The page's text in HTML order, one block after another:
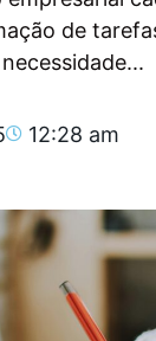
de
12:28 am